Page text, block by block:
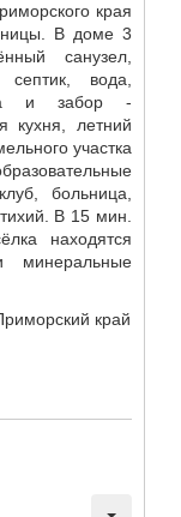
края
В доме 3
санузел,
септик, вода,
и забор -
кухня, летний
участка
больница,
В 15 мин.
находятся
минеральные
край